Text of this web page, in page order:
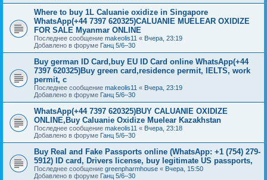
Where to buy 1L Caluanie oxidize in Singapore
WhatsApp(+44 7397 620325)CALUANIE MUELEAR OXIDIZE
FOR SALE Myanmar ONLINE
Последнее сообщение makeolis11 « Вчера, 23:19
Добавлено в форуме Ганц 5/6–30
Buy german ID Card,buy EU ID Card online WhatsApp(+44
7397 620325)Buy green card,residence permit, IELTS, work
permit, c
Последнее сообщение makeolis11 « Вчера, 23:19
Добавлено в форуме Ганц 5/6–30
WhatsApp(+44 7397 620325)BUY CALUANIE OXIDIZE
ONLINE,Buy Caluanie Oxidize Muelear Kazakhstan
Последнее сообщение makeolis11 « Вчера, 23:18
Добавлено в форуме Ганц 5/6–30
Buy Real and Fake Passports online (WhatsApp: +1 (754) 279-
5912) ID card, Drivers license, buy legitimate US passports,
Последнее сообщение greenpharmhouse « Вчера, 15:50
Добавлено в форуме Ганц 5/6–30